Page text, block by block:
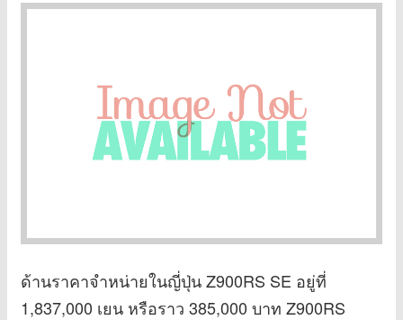
ด้านราคาจำหน่ายในญี่ปุ่น Z900RS SE อยู่ที่
1,837,000 เยน หรือราว 385,000 บาท Z900RS